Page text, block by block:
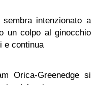
intenzionato a
un colpo al ginocchio
e continua
Orica-Greenedge si